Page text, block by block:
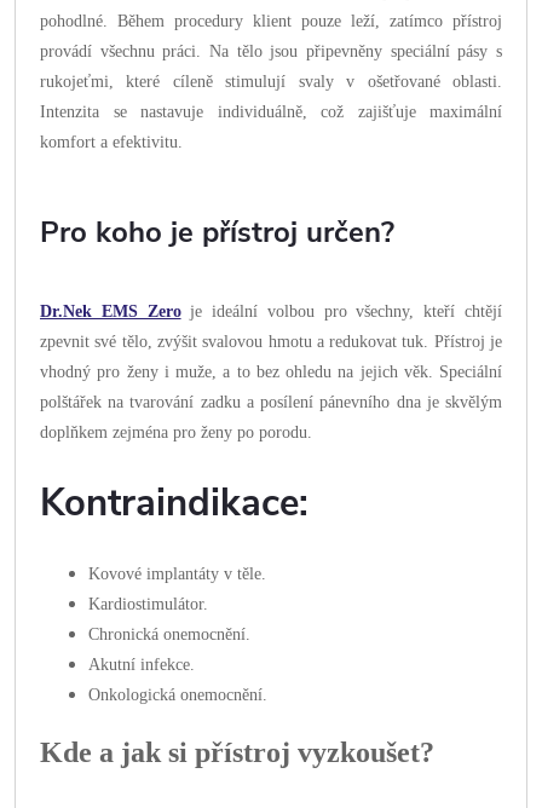
pohodlné. Během procedury klient pouze leží, zatímco přístroj
provádí všechnu práci. Na tělo jsou připevněny speciální pásy s
rukojeťmi, které cíleně stimulují svaly v ošetřované oblasti.
Intenzita se nastavuje individuálně, což zajišťuje maximální
komfort a efektivitu.
Pro koho je přístroj určen?
Dr.Nek EMS Zeroje ideální volbou pro všechny, kteří chtějí
zpevnit své tělo, zvýšit svalovou hmotu a redukovat tuk. Přístroj je
vhodný pro ženy i muže, a to bez ohledu na jejich věk. Speciální
polštářek na tvarování zadku a posílení pánevního dna je skvělým
doplňkem zejména pro ženy po porodu.
Kontraindikace:
Kovové implantáty v těle.
Kardiostimulátor.
Chronická onemocnění.
Akutní infekce.
Onkologická onemocnění.
Kde a jak si přístroj vyzkoušet?